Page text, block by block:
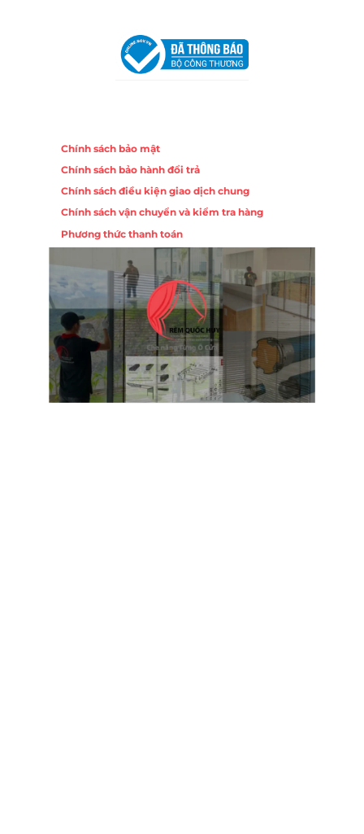
Chính sách bảo mật
Chính sách bảo hành đổi trả
Chính sách điều kiện giao dịch chung
Chính sách vận chuyển và kiểm tra hàng
Phương thức thanh toán